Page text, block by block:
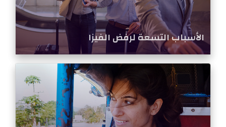
الأسباب التسعة لرفض الفيزا